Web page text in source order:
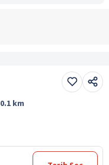
0.1 km